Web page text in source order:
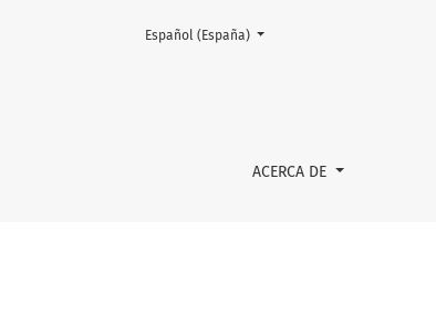
Trabajo Social, identidades y roles
ACERCA DE
Cambiar el idioma. El actual es:
Español (España)